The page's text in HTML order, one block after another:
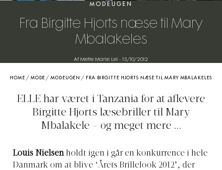
MODEUGEN
Fra Birgitte Hjorts næse til Mary
Mbalakeles
Af Mette Marie Lei - 15/10/2012
HOME / MODE /MODEUGEN / FRA BIRGITTE HJORTS NÆSE TIL MARY MBALAKELES
ELLE har været i Tanzania for at aflevere
Birgitte Hjorts læsebriller til Mary
Mbalakele - og meget mere ...
Louis Nielsenholdt igen i går en konkurrence i hele
Danmark om at blive ‘Årets Brillelook 2012’, der